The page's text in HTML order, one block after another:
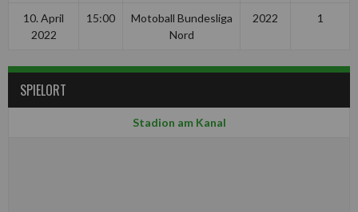
10. April
2022
15:00
Motoball Bundesliga
Nord
2022 1
SPIELORT
Stadion am Kanal